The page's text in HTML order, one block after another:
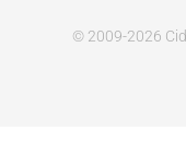
© 2009-2026